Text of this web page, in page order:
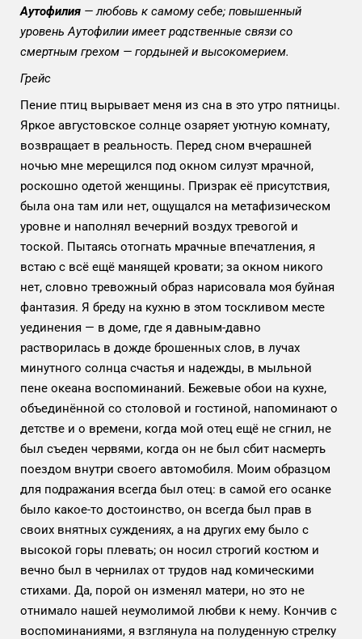
Аутофилия — любовь к самому себе; повышенный
уровень Аутофилии имеет родственные связи со
смертным грехом — гордыней и высокомерием.
Грейс
Пение птиц вырывает меня из сна в это утро пятницы.
Яркое августовское солнце озаряет уютную комнату,
возвращает в реальность. Перед сном вчерашней
ночью мне мерещился под окном силуэт мрачной,
роскошно одетой женщины. Призрак её присутствия,
была она там или нет, ощущался на метафизическом
уровне и наполнял вечерний воздух тревогой и
тоской. Пытаясь отогнать мрачные впечатления, я
встаю с всё ещё манящей кровати; за окном никого
нет, словно тревожный образ нарисовала моя буйная
фантазия. Я бреду на кухню в этом тоскливом месте
уединения — в доме, где я давным-давно
растворилась в дожде брошенных слов, в лучах
минутного солнца счастья и надежды, в мыльной
пене океана воспоминаний. Бежевые обои на кухне,
объединённой со столовой и гостиной, напоминают о
детстве и о времени, когда мой отец ещё не сгнил, не
был съеден червями, когда он не был сбит насмерть
поездом внутри своего автомобиля. Моим образцом
для подражания всегда был отец: в самой его осанке
было какое-то достоинство, он всегда был прав в
своих внятных суждениях, а на других ему было с
высокой горы плевать; он носил строгий костюм и
вечно был в чернилах от трудов над комическими
стихами. Да, порой он изменял матери, но это не
отнимало нашей неумолимой любви к нему. Кончив с
воспоминаниями, я взглянула на полуденную стрелку